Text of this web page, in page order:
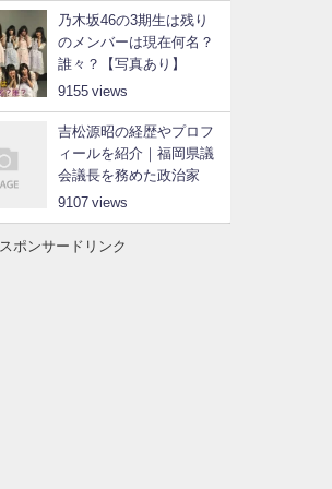
乃木坂46の3期生は残り
のメンバーは現在何名？
誰々？【写真あり】
9155
吉松源昭の経歴やプロフ
ィールを紹介｜福岡県議
会議長を務めた政治家
9107
スポンサードリンク